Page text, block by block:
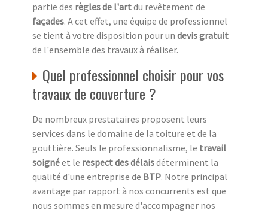
partie des règles de l'artdu revêtement de
façades. A cet effet, une équipe de professionnel
se tient à votre disposition pour un devis gratuit
de l'ensemble des travaux à réaliser.
Quel professionnel choisir pour vos
travaux de couverture ?
De nombreux prestataires proposent leurs
services dans le domaine de la toiture et de la
gouttière. Seuls le professionnalisme, le travail
soignéet le respect des délaisdéterminent la
qualité d'une entreprise de BTP. Notre principal
avantage par rapport à nos concurrents est que
nous sommes en mesure d'accompagner nos